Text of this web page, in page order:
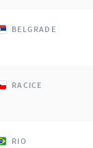
BELGRADE
RACICE
RIO